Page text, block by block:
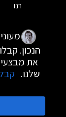
רנו
הנכון.
את מבצעי
שלנו.